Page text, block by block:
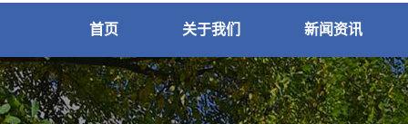
首页 关于我们 新闻资讯